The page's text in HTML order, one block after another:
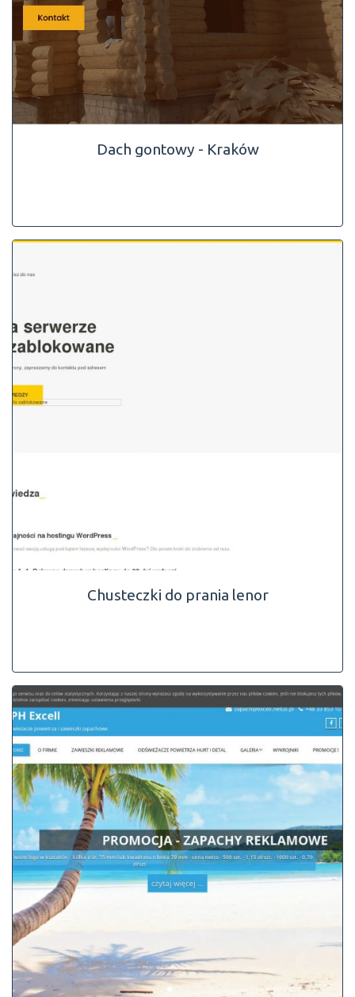
Dach gontowy - Kraków
Chusteczki do prania lenor